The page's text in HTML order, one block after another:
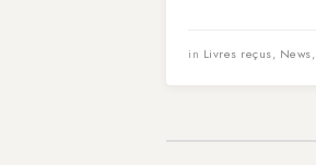
in Livres reçus, News,